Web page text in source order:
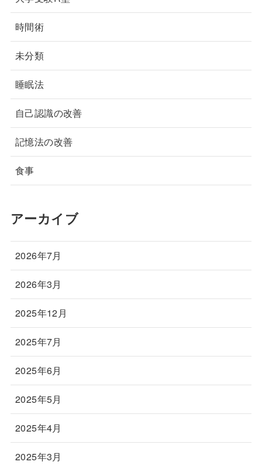
時間術
未分類
睡眠法
自己認識の改善
記憶法の改善
食事
アーカイブ
2026年7月
2026年3月
2025年12月
2025年7月
2025年6月
2025年5月
2025年4月
2025年3月